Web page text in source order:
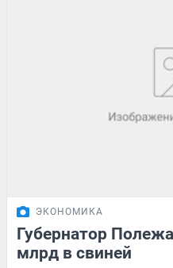
ЭКОНОМИКА
Губернатор
млрд в свиней